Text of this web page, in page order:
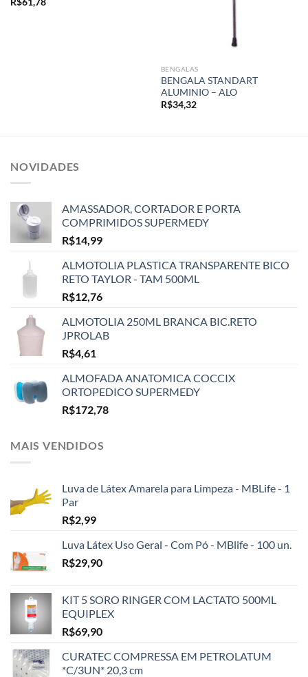
BENGALAS
BENGALA STANDART
ALUMINIO – ALO
R$34,32
NOVIDADES
AMASSADOR, CORTADOR E PORTA
COMPRIMIDOS SUPERMEDY
R$14,99
ALMOTOLIA PLASTICA TRANSPARENTE BICO
RETO TAYLOR - TAM 500ML
R$12,76
ALMOTOLIA 250ML BRANCA BIC.RETO
JPROLAB
R$4,61
ALMOFADA ANATOMICA COCCIX
ORTOPEDICO SUPERMEDY
R$172,78
MAIS VENDIDOS
Luva de Látex Amarela para Limpeza - MBLife - 1
Par
R$2,99
Luva Látex Uso Geral - Com Pó - MBlife - 100 un.
R$29,90
KIT 5 SORO RINGER COM LACTATO 500ML
EQUIPLEX
R$69,90
CURATEC COMPRESSA EM PETROLATUM
*C/3UN* 20,3 cm